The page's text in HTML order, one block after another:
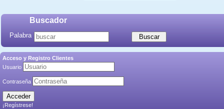
Buscador
Palabra
Acceso y Registro Clientes
Usuario
Contraseña
¡Regístrese!